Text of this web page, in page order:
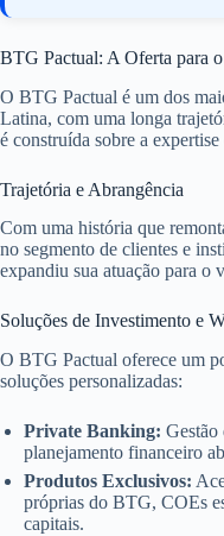
BTG Pactual: A Oferta para
O BTG Pactual é um dos
Latina, com uma longa
é construída sobre a
BTG Pactual se posiciona
wealth management.
Trajetória e Abrangência
Com uma história que
no segmento de clientes e
expandiu sua atuação para o
investimento. Isso permite a
do banco.
Soluções de Investimento e
O BTG Pactual oferece um
soluções personalizadas:
Private Banking: Gestão
planejamento financeiro
Produtos Exclusivos:
próprias do BTG, COEs
capitais.